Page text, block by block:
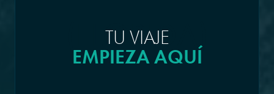
(FLORIDA)
TU VIAJE
EMPIEZA AQUÍ